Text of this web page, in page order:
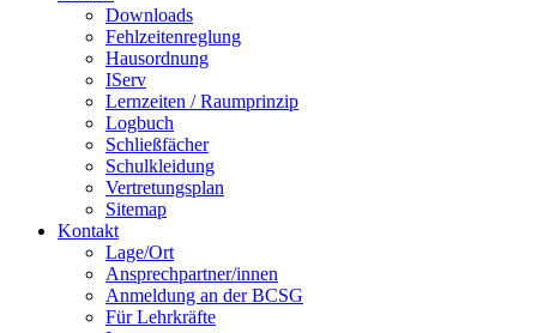
Downloads
Fehlzeitenreglung
Hausordnung
IServ
Lernzeiten / Raumprinzip
Logbuch
Schließfächer
Schulkleidung
Vertretungsplan
Sitemap
Kontakt
Lage/Ort
Ansprechpartner/innen
Anmeldung an der BCSG
Für Lehrkräfte